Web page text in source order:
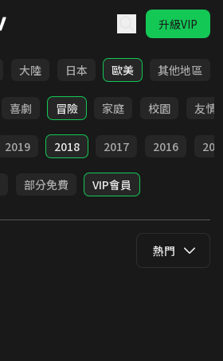
升級VIP
大陸 日本 歐美 其他地區
喜劇 冒險 家庭 校園 友情
2019 2018 2017 2016
部分免費 VIP會員
熱門